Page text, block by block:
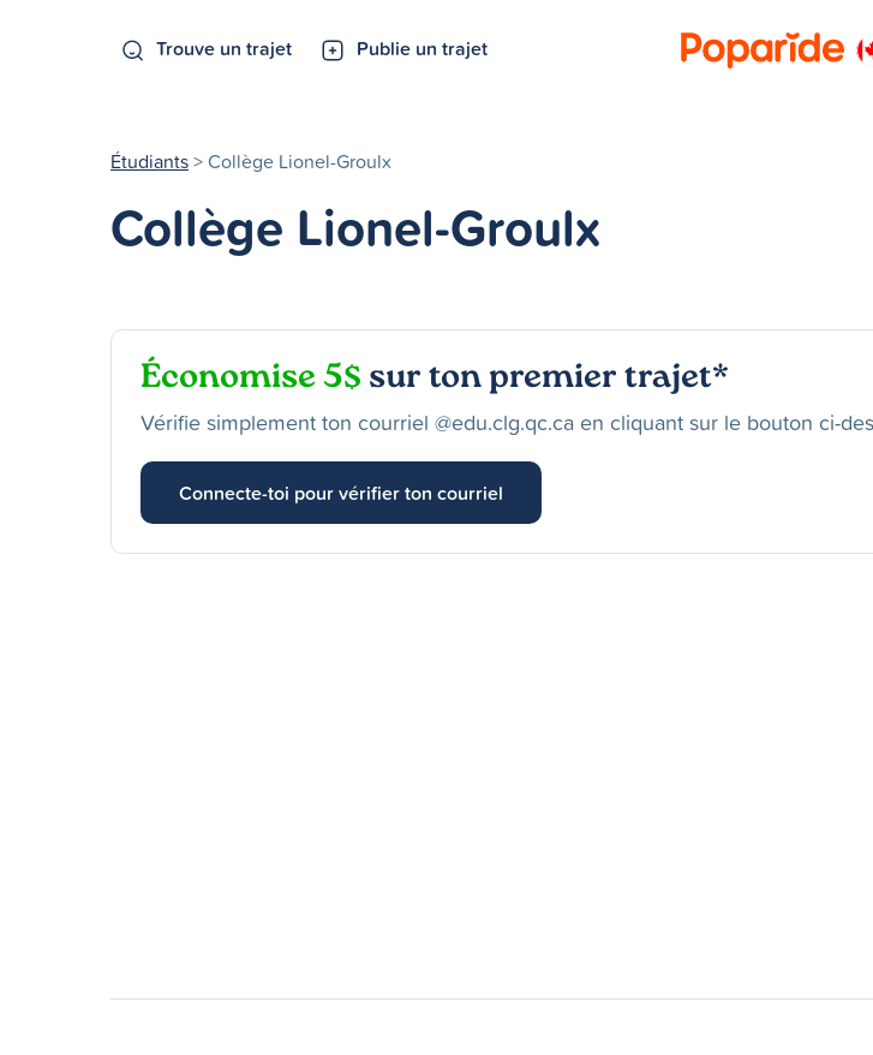
Trouve un trajet Publie un trajet
Étudiants> Collège Lionel-Groulx
Collège Lionel-Groulx
Économise 5$sur ton premier trajet*
Vérifie simplement ton courriel @edu.clg.qc.ca en cliquant sur le bouton ci-
Connecte-toi pour vérifier ton courriel